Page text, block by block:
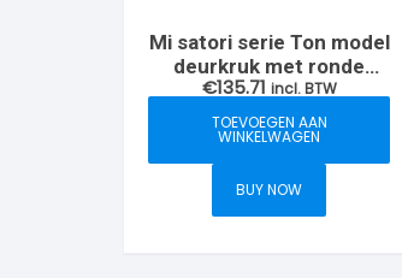
Mi satori serie Ton model
deurkruk met ronde
krukrozet, Messing-
ongelakt/ebben
€135.71 incl. BTW
TOEVOEGEN AAN
WINKELWAGEN
BUY NOW